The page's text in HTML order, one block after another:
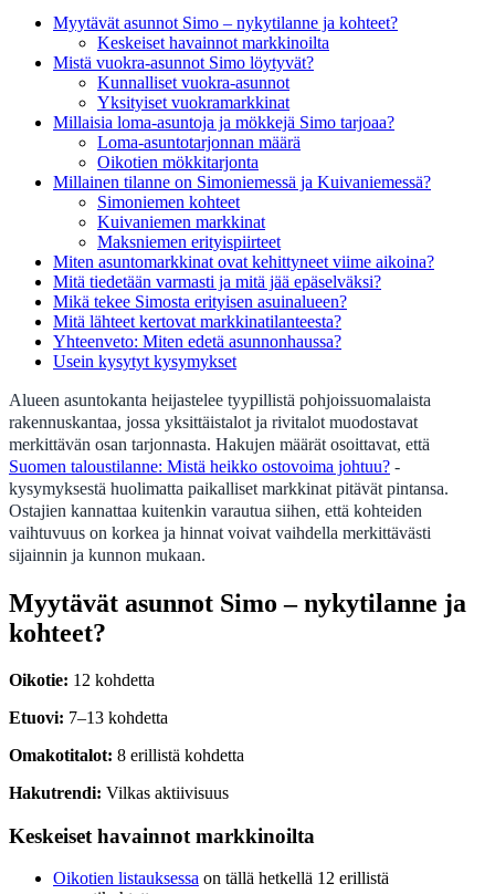
Myytävät asunnot Simo – nykytilanne ja kohteet?
Keskeiset havainnot markkinoilta
Mistä vuokra-asunnot Simo löytyvät?
Kunnalliset vuokra-asunnot
Yksityiset vuokramarkkinat
Millaisia loma-asuntoja ja mökkejä Simo tarjoaa?
Loma-asuntotarjonnan määrä
Oikotien mökkitarjonta
Millainen tilanne on Simoniemessä ja Kuivaniemessä?
Simoniemen kohteet
Kuivaniemen markkinat
Maksniemen erityispiirteet
Miten asuntomarkkinat ovat kehittyneet viime aikoina?
Mitä tiedetään varmasti ja mitä jää epäselväksi?
Mikä tekee Simosta erityisen asuinalueen?
Mitä lähteet kertovat markkinatilanteesta?
Yhteenveto: Miten edetä asunnonhaussa?
Usein kysytyt kysymykset
Alueen asuntokanta heijastelee tyypillistä pohjoissuomalaista
rakennuskantaa, jossa yksittäistalot ja rivitalot muodostavat
merkittävän osan tarjonnasta. Hakujen määrät osoittavat, että
Suomen taloustilanne: Mistä heikko ostovoima johtuu? -
kysymyksestä huolimatta paikalliset markkinat pitävät pintansa.
Ostajien kannattaa kuitenkin varautua siihen, että kohteiden
vaihtuvuus on korkea ja hinnat voivat vaihdella merkittävästi
sijainnin ja kunnon mukaan.
Myytävät asunnot Simo – nykytilanne ja
kohteet?
Oikotie: 12 kohdetta
Etuovi: 7–13 kohdetta
Omakotitalot: 8 erillistä kohdetta
Hakutrendi: Vilkas aktiivisuus
Keskeiset havainnot markkinoilta
Oikotien listauksessa on tällä hetkellä 12 erillistä